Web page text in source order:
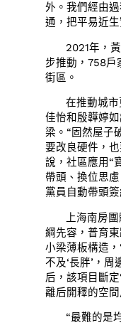
外。我們經由
通，把平易近
2021年，
步推動，758戶
街區。
在推動城
佳怡和殷韡婷
梁。“固然屋子
要改良硬件，
說，社區應用“
帶頭、換位思
黨員自動帶頭
上海南房
綱先容，普育
小梁薄板構造，
不及‘長胖’，
后，該項目斷
離后開釋的空
“最難的是